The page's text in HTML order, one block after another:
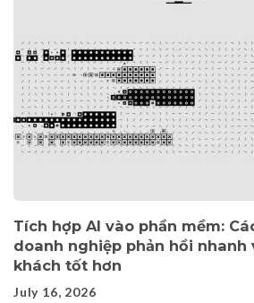
Tích hợp AI vào phần mềm:
doanh nghiệp phản hồi nhanh
khách tốt hơn
July 16, 2026